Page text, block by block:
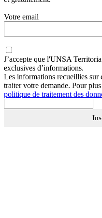
Votre email
J’accepte que l'UNSA
exclusives d’informations.
Les informations recueillies sur
traiter votre demande. Pour
politique de traitement des